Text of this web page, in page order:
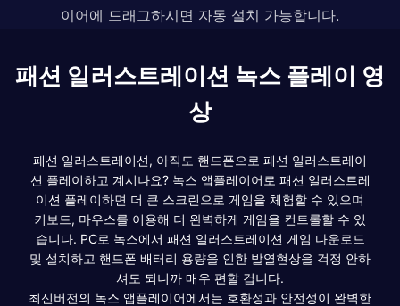
이어에 드래그하시면 자동 설치 가능합니다.
패션 일러스트레이션 녹스 플레이 영
상
패션 일러스트레이션, 아직도 핸드폰으로 패션 일러스트레이
션 플레이하고 계시나요? 녹스 앱플레이어로 패션 일러스트레
이션 플레이하면 더 큰 스크린으로 게임을 체험할 수 있으며
키보드, 마우스를 이용해 더 완벽하게 게임을 컨트롤할 수 있
습니다. PC로 녹스에서 패션 일러스트레이션 게임 다운로드
및 설치하고 핸드폰 배터리 용량을 인한 발열현상을 걱정 안하
셔도 되니까 매우 편할 겁니다.
최신버전의 녹스 앱플레이어에서는 호환성과 안전성이 완벽한